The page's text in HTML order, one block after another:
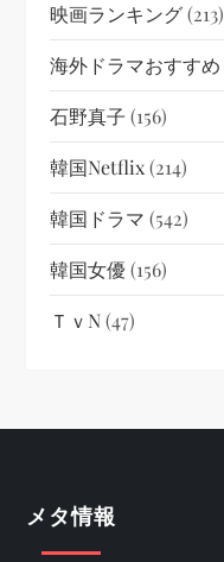
映画ランキング(213)
海外ドラマおすすめ
石野真子 (156)
韓国netflix(214)
韓国ドラマ (542)
韓国女優(156)
ＴｖN(47)
メタ情報